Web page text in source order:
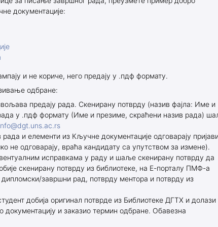
документације:
и не кориче, него предају у .пдф формату.
одбране:
предају рада. Скенирану потврду (назив фајла: Име и
у .пдф формату (Име и презиме, скраћени назив рада)
и елементи из Кључне документације одговарају
не одговарају, враћа кандидату са упутством за измене).
исправкама у раду и шаље скенирану потврду да
скенирану потврду из библиотеке, на Е-порталу ПМФ-а
завршни рад, потврду ментора и потврду из
добија оригинал потврде из Библиотеке ДГТХ и долази
и заказио термин одбране. Обавезна